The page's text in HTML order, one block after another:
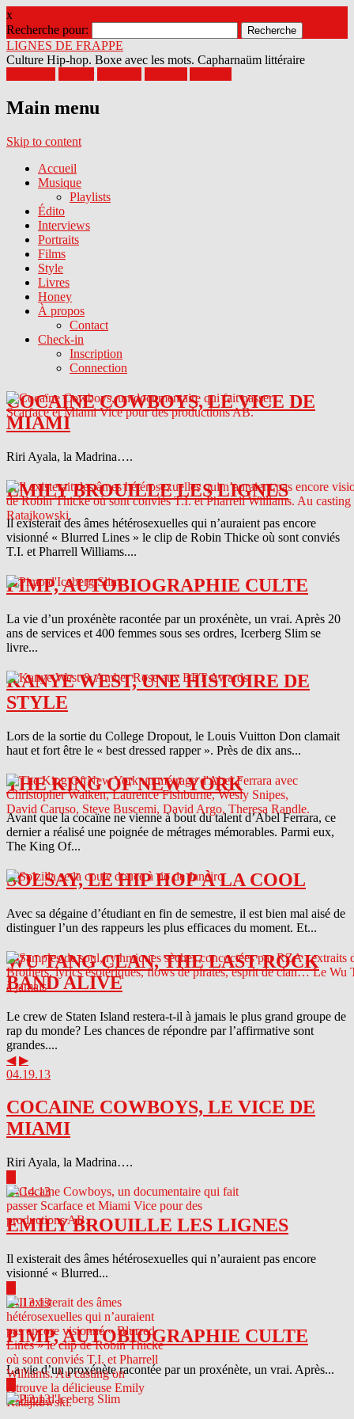
x
Recherche pour:
LIGNES DE FRAPPE
Culture Hip-hop. Boxe avec les mots. Capharnaüm littéraire
Main menu
Skip to content
Accueil
Musique
Playlists
Édito
Interviews
Portraits
Films
Style
Livres
Honey
À propos
Contact
Check-in
Inscription
Connection
COCAINE COWBOYS, LE VICE DE
MIAMI
Riri Ayala, la Madrina….
EMILY BROUILLE LES LIGNES
Il existerait des âmes hétérosexuelles qui n’auraient pas encore
visionné « Blurred Lines » le clip de Robin Thicke où sont conviés
T.I. et Pharrell Williams....
PIMP, AUTOBIOGRAPHIE CULTE
La vie d’un proxénète racontée par un proxénète, un vrai. Après 20
ans de services et 400 femmes sous ses ordres, Icerberg Slim se
livre...
KANYE WEST, UNE HISTOIRE DE
STYLE
Lors de la sortie du College Dropout, le Louis Vuitton Don clamait
haut et fort être le « best dressed rapper ». Près de dix ans...
THE KING OF NEW YORK
Avant que la cocaïne ne vienne à bout du talent d’Abel Ferrara, ce
dernier a réalisé une poignée de métrages mémorables. Parmi eux,
The King Of...
SOLSAY, LE HIP HOP À LA COOL
Avec sa dégaine d’étudiant en fin de semestre, il est bien mal aisé de
distinguer l’un des rappeurs les plus efficaces du moment. Et...
WU TANG CLAN, THE LAST ROCK
BAND ALIVE
Le crew de Staten Island restera-t-il à jamais le plus grand groupe de
rap du monde? Les chances de répondre par l’affirmative sont
grandes....
◀ ▶
04.19.13
COCAINE COWBOYS, LE VICE DE
MIAMI
Riri Ayala, la Madrina….
04.14.13
EMILY BROUILLE LES LIGNES
Il existerait des âmes hétérosexuelles qui n’auraient pas encore
visionné « Blurred...
04.13.13
PIMP, AUTOBIOGRAPHIE CULTE
La vie d’un proxénète racontée par un proxénète, un vrai. Après...
04.12.13